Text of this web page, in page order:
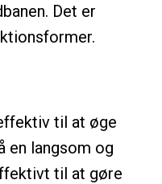
Det er
til at øge
en langsom og
til at gøre